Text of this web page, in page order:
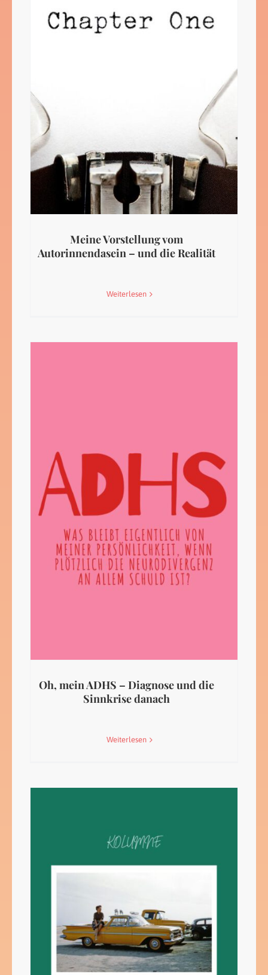
Meine Vorstellung vom
Autorinnendasein – und die Realität
Weiterlesen
Oh, mein ADHS – Diagnose und die
Sinnkrise danach
Weiterlesen